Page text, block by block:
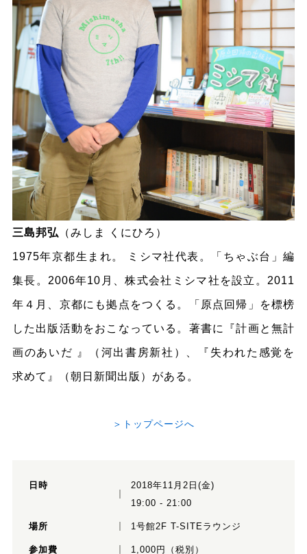
三島邦弘 （みしま くにひろ）
1975年京都生まれ。 ミシマ社代表。「ちゃぶ台」編
集長。2006年10月、株式会社ミシマ社を設立。2011
年４月、京都にも拠点をつくる。「原点回帰」を標榜
した出版活動をおこなっている。著書に『計画と無計
画のあいだ 』（河出書房新社）、『失われた感覚を
求めて』（朝日新聞出版）がある。
＞トップページへ
日時
2018年11月2日(金)
19:00 - 21:00
場所 1号館2F T-SITEラウンジ
参加費 1,000円（税別）